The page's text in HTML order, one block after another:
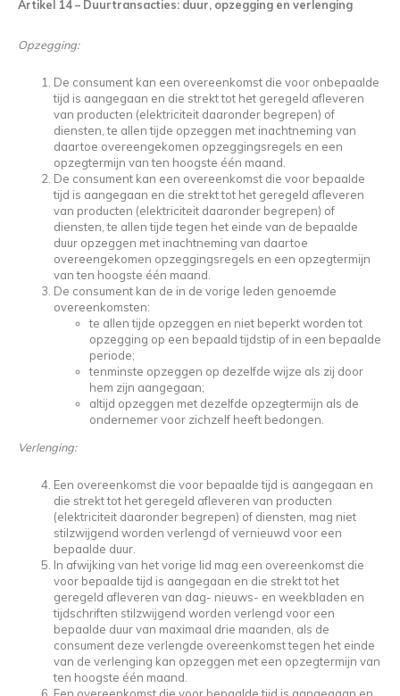
Artikel 14– Duurtransacties: duur, opzegging en verlenging
Opzegging:
De consument kan een overeenkomst die voor onbepaalde
tijd is aangegaan en die strekt tot het geregeld afleveren
van producten (elektriciteit daaronder begrepen) of
diensten, te allen tijde opzeggen met inachtneming van
daartoe overeengekomen opzeggingsregels en een
opzegtermijn van ten hoogste één maand.
De consument kan een overeenkomst die voor bepaalde
tijd is aangegaan en die strekt tot het geregeld afleveren
van producten (elektriciteit daaronder begrepen) of
diensten, te allen tijde tegen het einde van de bepaalde
duur opzeggen met inachtneming van daartoe
overeengekomen opzeggingsregels en een opzegtermijn
van ten hoogste één maand.
De consument kan de in de vorige leden genoemde
overeenkomsten:
te allen tijde opzeggen en niet beperkt worden tot
opzegging op een bepaald tijdstip of in een bepaalde
periode;
tenminste opzeggen op dezelfde wijze als zij door
hem zijn aangegaan;
altijd opzeggen met dezelfde opzegtermijn als de
ondernemer voor zichzelf heeft bedongen.
Verlenging:
Een overeenkomst die voor bepaalde tijd is aangegaan en
die strekt tot het geregeld afleveren van producten
(elektriciteit daaronder begrepen) of diensten, mag niet
stilzwijgend worden verlengd of vernieuwd voor een
bepaalde duur.
In afwijking van het vorige lid mag een overeenkomst die
voor bepaalde tijd is aangegaan en die strekt tot het
geregeld afleveren van dag- nieuws- en weekbladen en
tijdschriften stilzwijgend worden verlengd voor een
bepaalde duur van maximaal drie maanden, als de
consument deze verlengde overeenkomst tegen het einde
van de verlenging kan opzeggen met een opzegtermijn van
ten hoogste één maand.